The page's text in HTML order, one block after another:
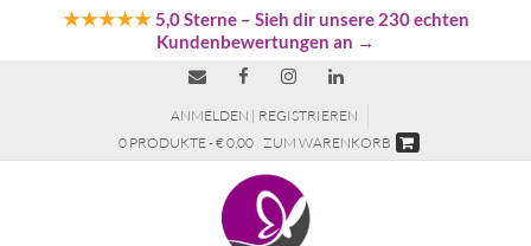
★★★★★5,0 Sterne– Sieh dir unsere 230 echten
Kundenbewertungen an →
ANMELDEN | REGISTRIEREN
0 PRODUKTE - € 0,00 ZUM WARENKORB